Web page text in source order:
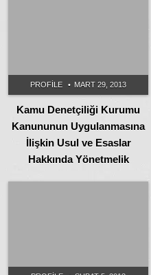
PROFILE MART 29, 2013
Kamu Denetçiliği Kurumu
Kanununun Uygulanmasına
İlişkin Usul ve Esaslar
Hakkında Yönetmelik